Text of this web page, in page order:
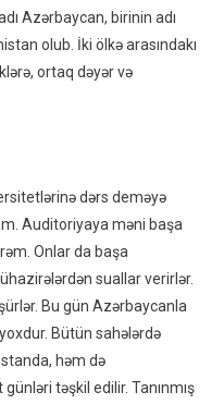
Azərbaycan, birinin adı
olub. İki ölkə arasındakı
ortaq dəyər və
dərs deməyə
Auditoriyaya məni başa
Onlar da başa
suallar verirlər.
Bu gün Azərbaycanla
Bütün sahələrdə
həm də
təşkil edilir. Tanınmış